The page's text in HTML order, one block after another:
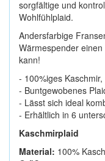
sorgfältige und
Wohlfühlplaid.
Andersfarbige
Wärmespender
kann!
- 100%iges
- Buntgewobenes
- Lässt sich ideal
- Erhältlich in 6
Kaschmirplaid
Material: 100%